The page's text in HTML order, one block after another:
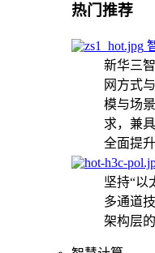
热门推荐
新华三
网方式
模与场
求，兼
全面提
坚持“以
多通道
架构层